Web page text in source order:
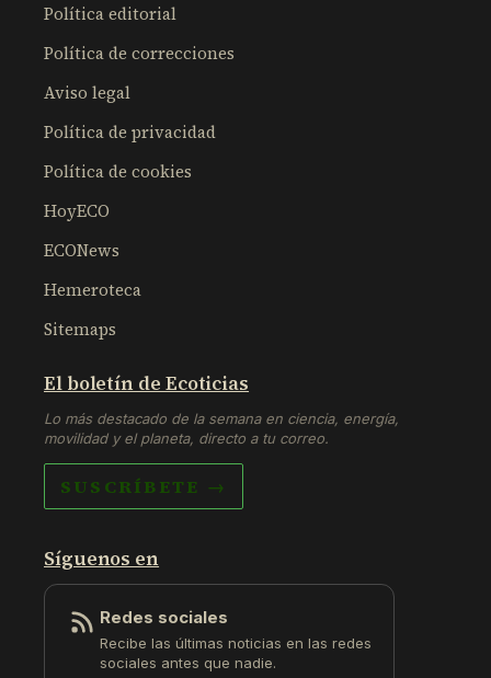
Política editorial
Política de correcciones
Aviso legal
Política de privacidad
Política de cookies
HoyECO
ECONews
Hemeroteca
Sitemaps
El boletín de Ecoticias
Lo más destacado de la semana en ciencia, energía,
movilidad y el planeta, directo a tu correo.
SUSCRÍBETE →
Síguenos en
Redes sociales
Recibe las últimas noticias en las redes
sociales antes que nadie.